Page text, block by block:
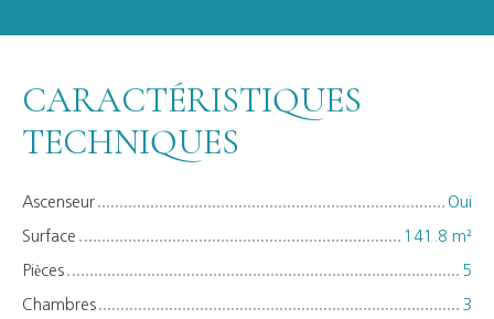
CARACTÉRISTIQUES
TECHNIQUES
Ascenseur Oui
Surface 141.8 m²
Pièces 5
Chambres 3